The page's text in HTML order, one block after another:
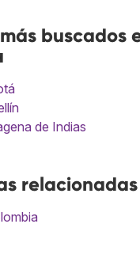
buscados
de Indias
relacionadas